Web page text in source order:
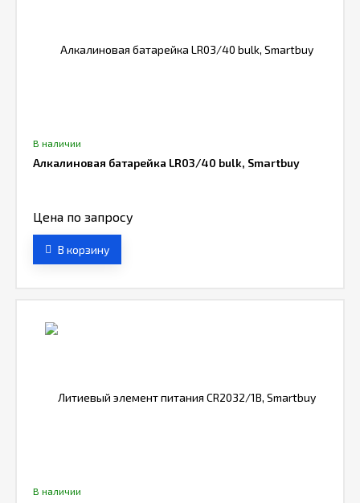
В наличии
Алкалиновая батарейка LR03/40 bulk, Smartbuy
Цена по запросу
В корзину
В наличии